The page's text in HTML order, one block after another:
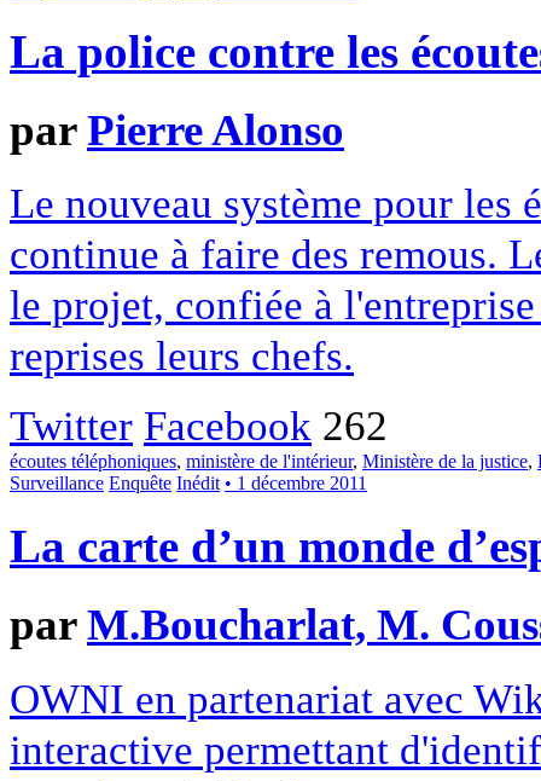
La police contre les
parPierre Alonso
Le nouveau système pour les
continue à faire des remous.
le projet, confiée à
reprises leurs chefs.
Twitter Facebook 262
écoutes téléphoniques, ministère de l'intérieur, Ministère de la justice,
Surveillance Enquête Inédit • 1 décembre 2011
La carte d’un monde
parM.Boucharlat, M.
OWNI en partenariat avec
interactive permettant